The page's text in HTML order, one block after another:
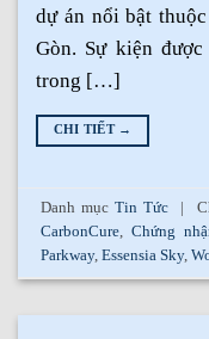
dự án nổi bật
Gòn. Sự kiện
trong […]
CHI TIẾT →
Danh mụcTin Tức
CarbonCure,Chứng
Parkway,Essensia Sky,